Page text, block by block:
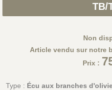
TB/
Non
Article vendu sur notre
Prix :
Type : Écu aux branches